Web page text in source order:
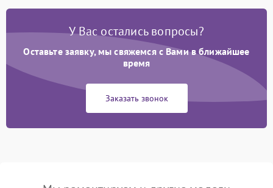
У Вас остались вопросы?
Оставьте заявку, мы свяжемся с Вами в ближайшее
время
Заказать звонок